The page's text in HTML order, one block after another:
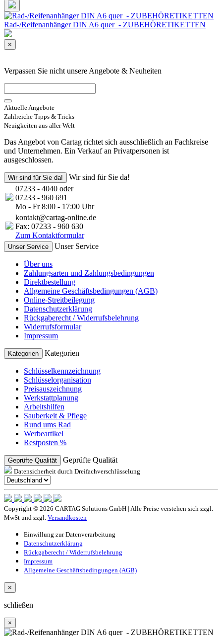
Rad-/Reifenanhänger DIN A6 quer - ZUBEHÖRETIKETTEN
×
Verpassen Sie nicht unsere Angebote & Neuheiten
Aktuelle Angebote
Zahlreiche Tipps & Tricks
Neuigkeiten aus aller Welt
Das Angebot von Cartag richtet sich ausschließlich an Fachkreise
und Unternehmen. Ein Verkauf an Privatpersonen ist
ausgeschlossen.
Wir sind für Sie da!
Wir sind für Sie da!
07233 - 4040 oder
07233 - 960 691
Mo - Fr 8:00 - 17:00 Uhr
kontakt@cartag-online.de
Fax: 07233 - 960 630
Zum Kontaktformular
Unser Service Unser Service
Über uns
Zahlungsarten und Zahlungsbedingungen
Direktbestellung
Allgemeine Geschäftsbedingungen (AGB)
Online-Streitbeilegung
Datenschutzerklärung
Rückgaberecht / Widerrufsbelehrung
Widerrufsformular
Impressum
Kategorien Kategorien
Schlüsselkennzeichnung
Schlüsselorganisation
Preisauszeichnung
Werkstattplanung
Arbeitshilfen
Sauberkeit & Pflege
Rund ums Rad
Werbeartikel
Restposten %
Geprüfte Qualität Geprüfte Qualität
Datensicherheit durch Dreifachverschlüsselung
Copyright © 2026 CARTAG Solutions GmbH | Alle Preise verstehen sich zzgl.
MwSt und zzgl. Versandkosten
Einwillung zur Datenverarbeitung
Datenschutzerklärung
Rückgaberecht / Widerrufsbelehrung
Impressum
Allgemeine Geschäftsbedingungen (AGB)
×
schließen
×